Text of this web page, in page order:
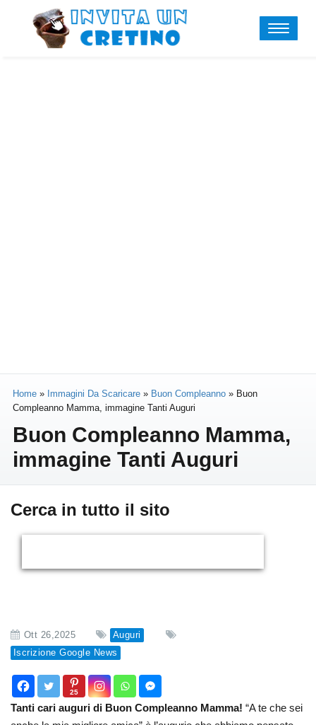
Home » Immagini Da Scaricare » Buon Compleanno » Buon
Compleanno Mamma, immagine Tanti Auguri
Buon Compleanno Mamma,
immagine Tanti Auguri
Cerca in tutto il sito
Ott 26,2025
Auguri
Iscrizione Google News
25
Tanti cari auguri di Buon Compleanno Mamma! “A te che sei